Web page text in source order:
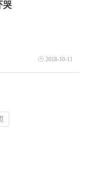
哭
2018-10-11